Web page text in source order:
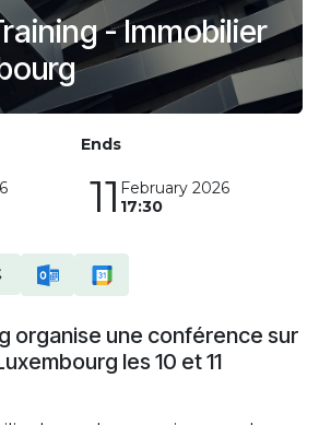
- Immobilier
Ends
11 February 2026
17:30
organise une conférence sur
les 10 et 11